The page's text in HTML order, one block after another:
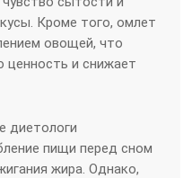
Кроме того, омлет
овощей, что
ценность и снижает
диетологи
пищи перед сном
жира. Однако,